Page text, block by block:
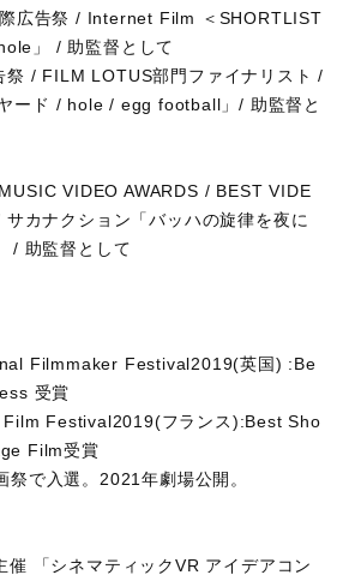
際広告祭 / Internet Film ＜SHORTLIST
」 / 助監督として
祭 / FILM LOTUS部門ファイナリスト /
ード / hole / egg football」/ 助監督と
VIDEO AWARDS / BEST VIDE
カナクション「バッハの旋律を夜に
/ 助監督として
Filmmaker Festival2019(英国) :Be
受賞
Festival2019(フランス):Best Sho
Film受賞
祭で入選。2021年劇場公開。
催 「シネマティックVR アイデアコン